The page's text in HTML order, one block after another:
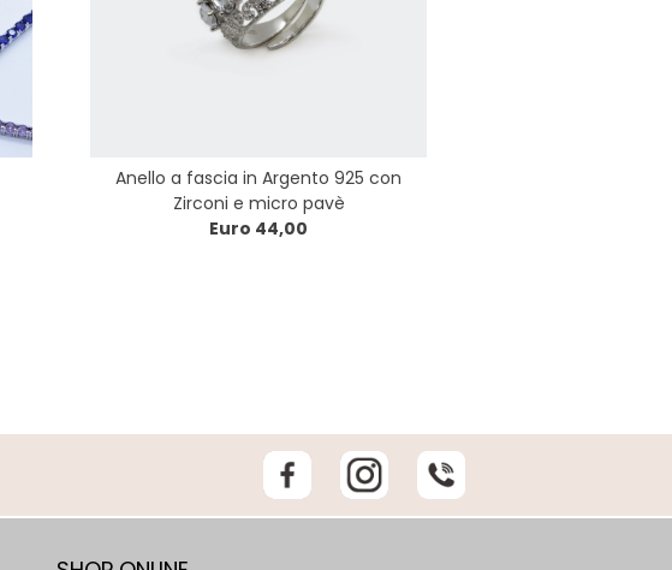
Anello a fascia in Argento 925 con
Zirconi e micro pavè
Euro 44,00